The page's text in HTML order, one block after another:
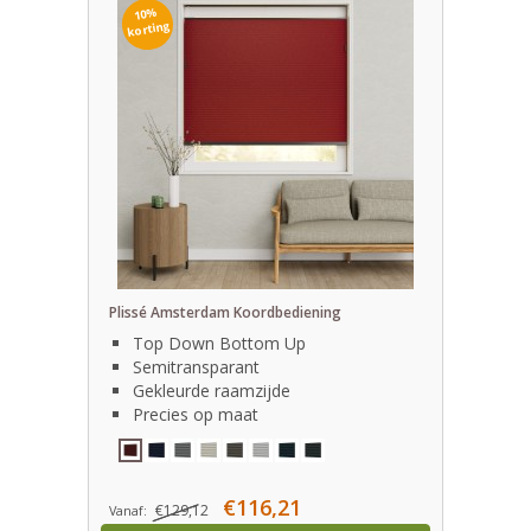
10%
korting
Plissé Amsterdam Koordbediening
Top Down Bottom Up
Semitransparant
Gekleurde raamzijde
Precies op maat
Vanaf: €129,12 €116,21